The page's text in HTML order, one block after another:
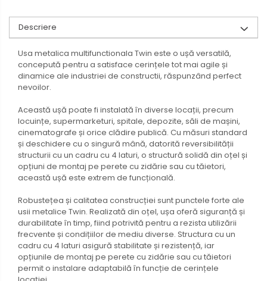
Descriere
Usa metalica multifunctionala Twin este o ușă versatilă,
concepută pentru a satisface cerințele tot mai agile și
dinamice ale industriei de constructii, răspunzând perfect
nevoilor.
Această ușă poate fi instalată în diverse locații, precum
locuințe, supermarketuri, spitale, depozite, săli de mașini,
cinematografe și orice clădire publică. Cu măsuri standard
și deschidere cu o singură mână, datorită reversibilității
structurii cu un cadru cu 4 laturi, o structură solidă din oțel și
opțiuni de montaj pe perete cu zidărie sau cu tăietori,
această ușă este extrem de funcțională.
Robustețea și calitatea construcției sunt punctele forte ale
usii metalice Twin. Realizată din oțel, ușa oferă siguranță și
durabilitate în timp, fiind potrivită pentru a rezista utilizării
frecvente și condițiilor de mediu diverse. Structura cu un
cadru cu 4 laturi asigură stabilitate și rezistență, iar
opțiunile de montaj pe perete cu zidărie sau cu tăietori
permit o instalare adaptabilă în funcție de cerințele